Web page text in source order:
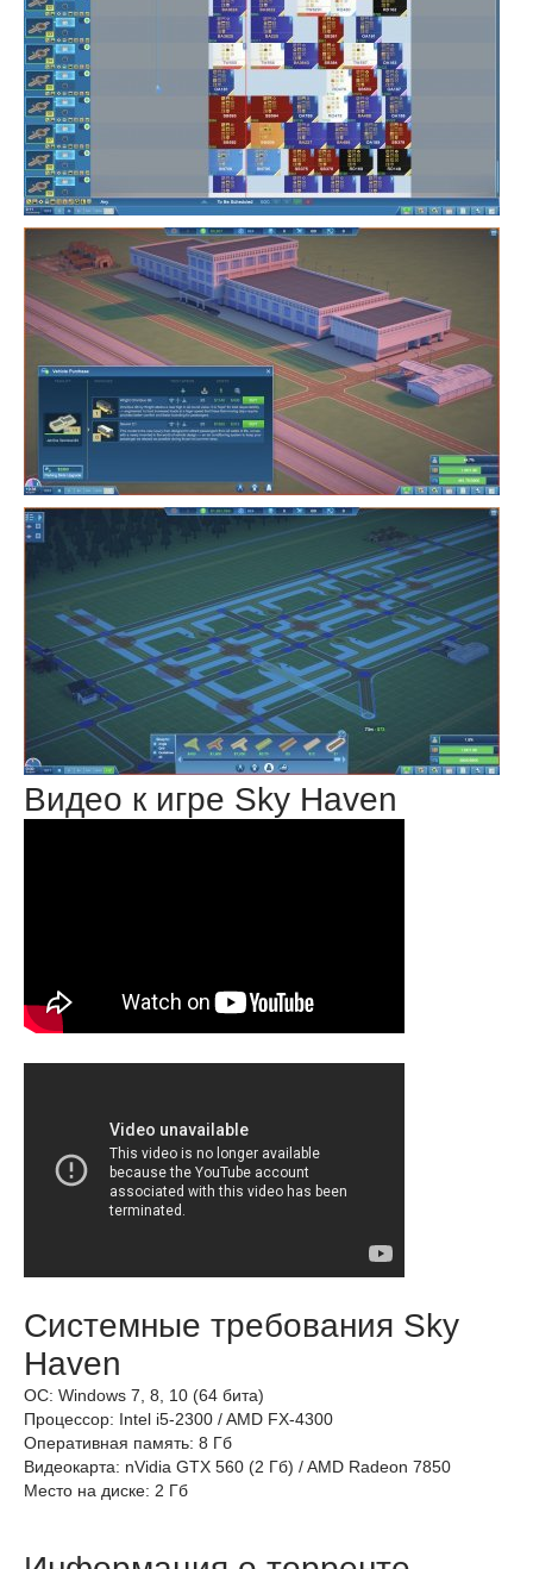
Видео к игре Sky Haven
Системные требования Sky
Haven
ОС: Windows 7, 8, 10 (64 бита)
Процессор: Intel i5-2300 / AMD FX-4300
Оперативная память: 8 Гб
Видеокарта: nVidia GTX 560 (2 Гб) / AMD Radeon 7850
Место на диске: 2 Гб